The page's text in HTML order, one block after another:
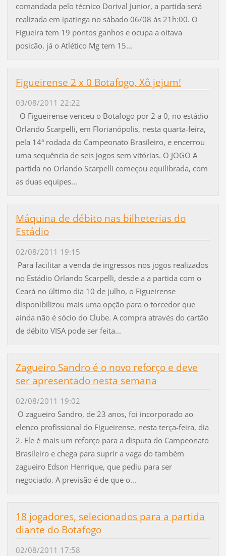
comandada pelo técnico Dorival Junior, a partida será
realizada em ipatinga no sábado 06/08 às 21h:00. O
Figueira tem 19 pontos ganhos e ocupa a oitava
posicão, já o Atlético Mg tem 15...
Figueirense 2 x 0 Botafogo, Xô jejum!
03/08/2011 22:22
O Figueirense venceu o Botafogo por 2 a 0, no estádio
Orlando Scarpelli, em Florianópolis, nesta quarta-feira,
pela 14ª rodada do Campeonato Brasileiro, e encerrou
uma sequência de seis jogos sem vitórias. O JOGO A
partida no Orlando Scarpelli começou equilibrada, com
as duas equipes...
Máquina de débito nas bilheterias do
Estádio
02/08/2011 19:15
Para facilitar a venda de ingressos nos jogos realizados
no Estádio Orlando Scarpelli, desde a a partida com o
Ceará no último dia 10 de julho, o Figueirense
disponibilizou mais uma opção para o torcedor que
ainda não é sócio do Clube. A compra através do cartão
de débito VISA pode ser feita...
Zagueiro Sandro é o novo reforço e deve
ser apresentado nesta semana
02/08/2011 19:02
O zagueiro Sandro, de 23 anos, foi incorporado ao
elenco profissional do Figueirense, nesta terça-feira, dia
2. Ele é mais um reforço para a disputa do Campeonato
Brasileiro e chega para suprir a vaga do também
zagueiro Edson Henrique, que pediu para ser
negociado. A previsão é de que o...
18 jogadores, selecionados para a partida
diante do Botafogo
02/08/2011 17:58